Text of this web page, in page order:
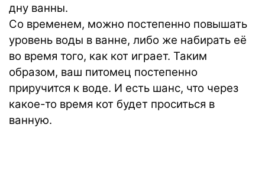
дну ванны.
Со временем, можно постепенно повышать
уровень воды в ванне, либо же набирать её
во время того, как кот играет. Таким
образом, ваш питомец постепенно
приручится к воде. И есть шанс, что через
какое-то время кот будет проситься в
ванную.